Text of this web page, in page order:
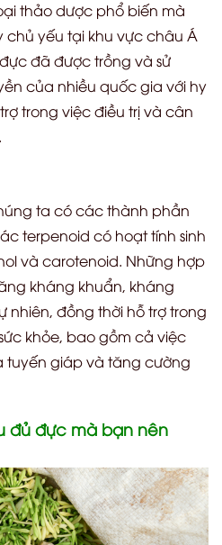
thảo dược phổ biến mà
yếu tại khu vực châu Á
đã được trồng và sử
của nhiều quốc gia với hy
trong việc điều trị và cân
ta có các thành phần
terpenoid có hoạt tính sinh
và carotenoid. Những hợp
kháng khuẩn, kháng
nhiên, đồng thời hỗ trợ trong
khỏe, bao gồm cả việc
tuyến giáp và tăng cường
đủ đực mà bạn nên